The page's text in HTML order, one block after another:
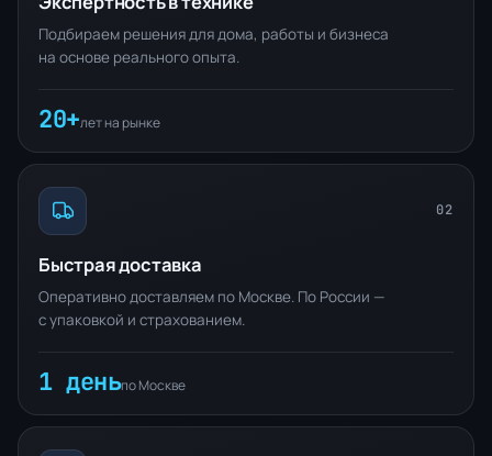
Подбираем решения для дома, работы и бизнеса
на основе реального опыта.
20+лет на рынке
02
Быстрая доставка
Оперативно доставляем по Москве. По России —
с упаковкой и страхованием.
1 деньпо Москве